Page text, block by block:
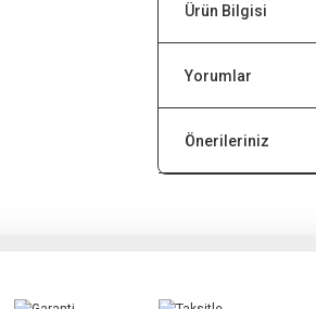
Ürün Bilgisi
Yorumlar
Önerileriniz